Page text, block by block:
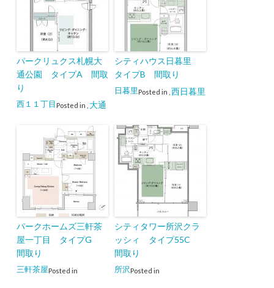
パークリュクス札幌大
通公園 タイプA 間取
り
Posted in
西１１丁目 大通
シティハウス日暮里
タイプB 間取り
Posted in
日暮里 西日暮里
パークホームズ三軒茶
屋一丁目 タイプG
間取り
Posted in
三軒茶屋
シティタワー所沢クラ
ッシィ タイプ55C
間取り
Posted in
所沢